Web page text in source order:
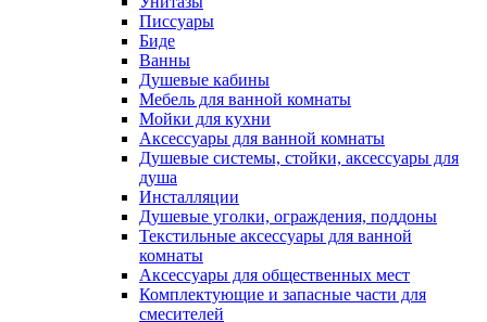
Писсуары
Биде
Ванны
Душевые кабины
Мебель для ванной комнаты
Мойки для кухни
Аксессуары для ванной комнаты
Душевые системы, стойки, аксессуары для
душа
Инсталляции
Душевые уголки, ограждения, поддоны
Текстильные аксессуары для ванной
комнаты
Аксессуары для общественных мест
Комплектующие и запасные части для
смесителей